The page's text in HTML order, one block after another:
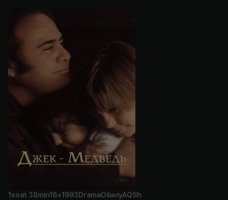
1soat 38min16+1993 DramaOilaviyAQSh